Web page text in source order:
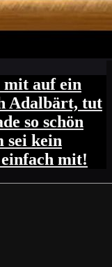
auf ein
Adalbärt, tut
so schön
sei kein
mit!